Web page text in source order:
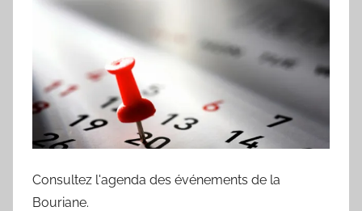
Consultez l'agenda des événements de la
Bouriane.